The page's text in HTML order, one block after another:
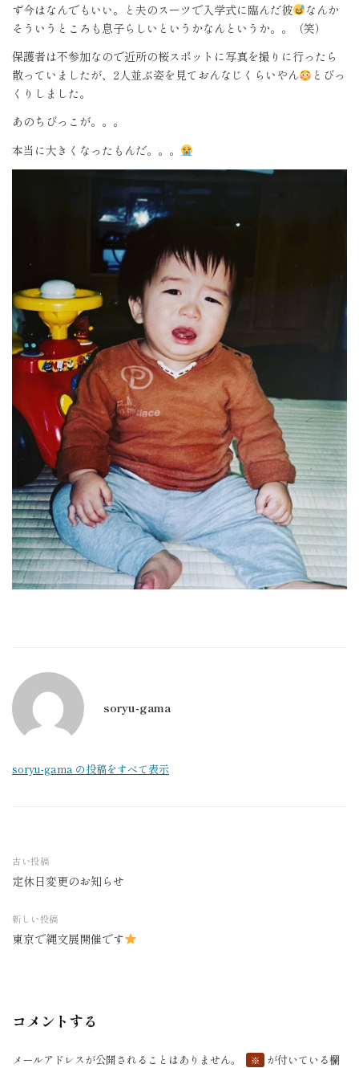
ず今はなんでもいい。と夫のスーツで入学式に臨んだ彼
なんか
そういうところも息子らしいというかなんというか。。（笑）
保護者は不参加なので近所の桜スポットに写真を撮りに行ったら
散っていましたが、 2人並ぶ姿を見ておんなじくらいやん
とびっ
くりしました。
あのちびっこが。。。
本当に大きくなったもんだ。。。
soryu-gama
soryu-gama の投稿をすべて表示
投
ナ
ビ
ョ
古い投稿
定休日変更のお知らせ
新しい投稿
東京で縄文展開催です
コメントする
メールアドレスが公開されることはありません。 ※
が付いている欄